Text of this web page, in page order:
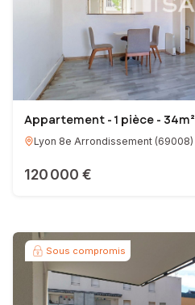
Appartement - 1 pièce - 34m²
Lyon 8e Arrondissement (69008)
120 000 €
Sous compromis